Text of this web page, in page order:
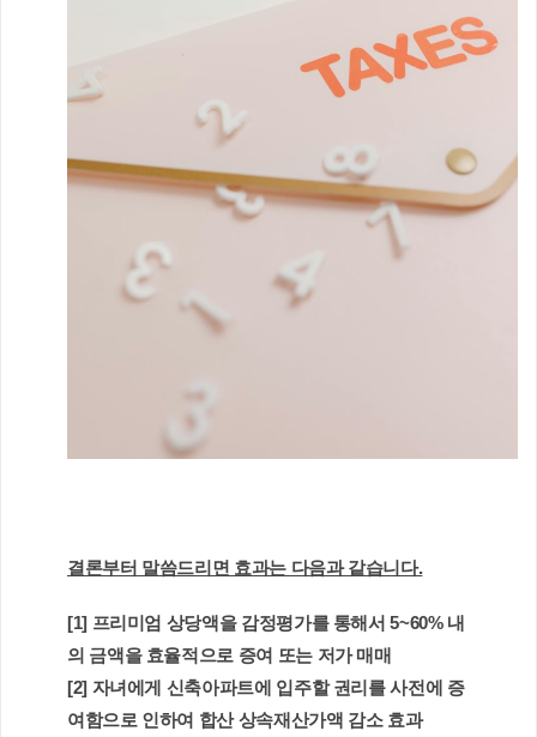
결론부터 말씀드리면 효과는 다음과 같습니다.
[1] 프리미엄 상당액을 감정평가를 통해서 5~60% 내
의 금액을 효율적으로 증여 또는 저가 매매
[2] 자녀에게 신축아파트에 입주할 권리를 사전에 증
여함으로 인하여 합산 상속재산가액 감소 효과